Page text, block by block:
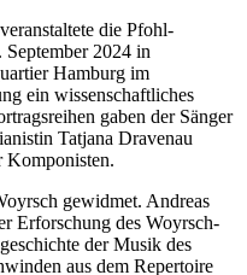
die Pfohl-
2024 in
Hamburg im
ein wissenschaftliches
gaben der Sänger
Tatjana Dravenau
Komponisten.
gewidmet. Andreas
Erforschung des Woyrsch-
der Musik des
aus dem Repertoire